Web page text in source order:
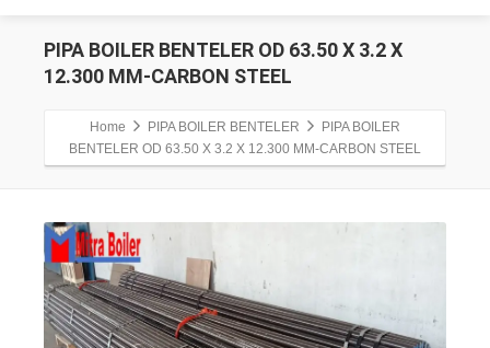
PIPA BOILER BENTELER OD 63.50 X 3.2 X
12.300 MM-CARBON STEEL
Home PIPA BOILER BENTELER
PIPA BOILER
BENTELER OD 63.50 X 3.2 X 12.300 MM-CARBON STEEL